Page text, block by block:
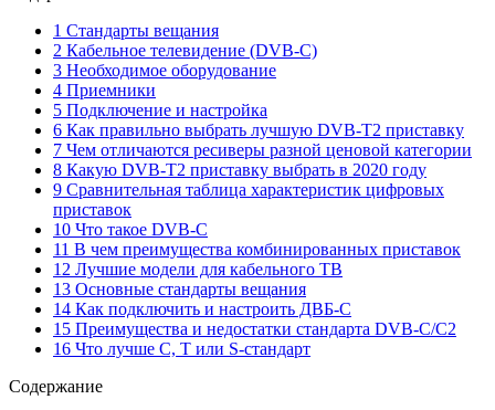
1 Стандарты вещания
2 Кабельное телевидение (DVB-C)
3 Необходимое оборудование
4 Приемники
5 Подключение и настройка
6 Как правильно выбрать лучшую DVB-T2 приставку
7 Чем отличаются ресиверы разной ценовой категории
8 Какую DVB-T2 приставку выбрать в 2020 году
9 Сравнительная таблица характеристик цифровых
приставок
10 Что такое DVB-C
11 В чем преимущества комбинированных приставок
12 Лучшие модели для кабельного ТВ
13 Основные стандарты вещания
14 Как подключить и настроить ДВБ-С
15 Преимущества и недостатки стандарта DVB-C/C2
16 Что лучше С, Т или S-стандарт
Содержание